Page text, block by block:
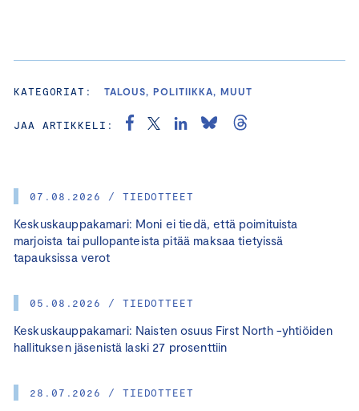
07.08.2026 / TIEDOTTEET
Keskuskauppakamari: Moni ei tiedä, että poimituista
marjoista tai pullopanteista pitää maksaa tietyissä
tapauksissa verot
05.08.2026 / TIEDOTTEET
Keskuskauppakamari: Naisten osuus First North -yhtiöiden
hallituksen jäsenistä laski 27 prosenttiin
28.07.2026 / TIEDOTTEET
KATEGORIAT: TALOUS, POLITIIKKA, MUUT
JAA ARTIKKELI: